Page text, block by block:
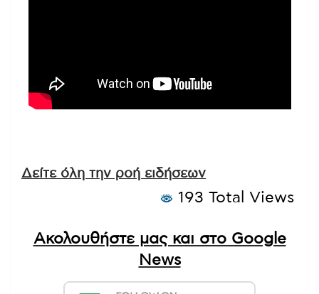
Δείτε όλη την ροή ειδήσεων
193 Total Views
Ακολουθήστε μας και στο Google
News